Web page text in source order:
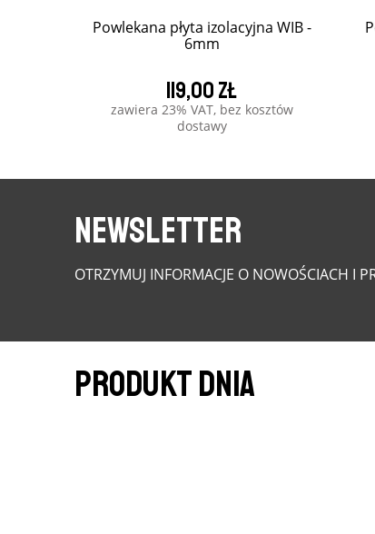
Powlekana płyta izolacyjna WIB -
6mm
119,00 zł
zawiera 23% VAT, bez kosztów
dostawy
NEWSLETTER
OTRZYMUJ INFORMACJE O NOWOŚCIACH I
PRODUKT DNIA